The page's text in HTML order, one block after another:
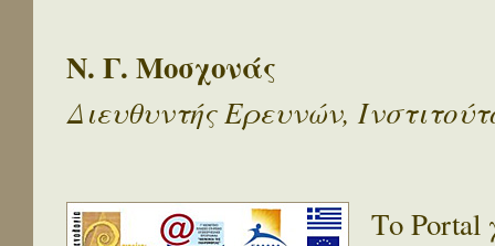
Ν. Γ. Μοσχονάς
Διευθυντής Ερευνών,
Το Portal